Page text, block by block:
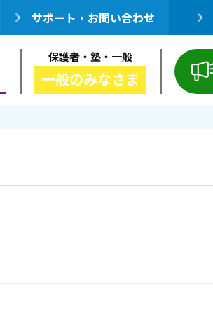
サポート・お問い合わせ
保護者・塾・一般
一般のみなさま